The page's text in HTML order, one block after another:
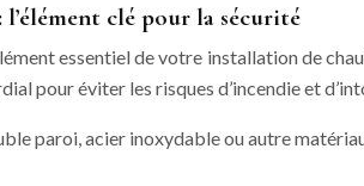
clé pour la sécurité
essentiel de votre installation de
pour éviter les risques d’incendie et
paroi, acier inoxydable ou autre